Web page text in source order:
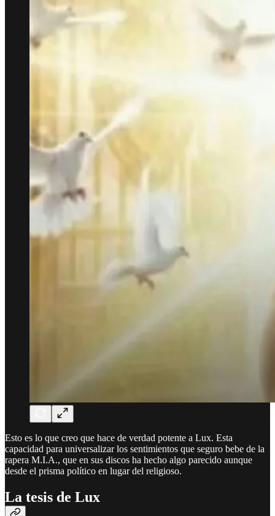
Esto es lo que creo que hace de verdad potente a Lux. Esta
capacidad para universalizar los sentimientos que seguro bebe de la
rapera M.I.A., que en sus discos ha hecho algo parecido aunque
desde el prisma político en lugar del religioso.
La tesis de Lux